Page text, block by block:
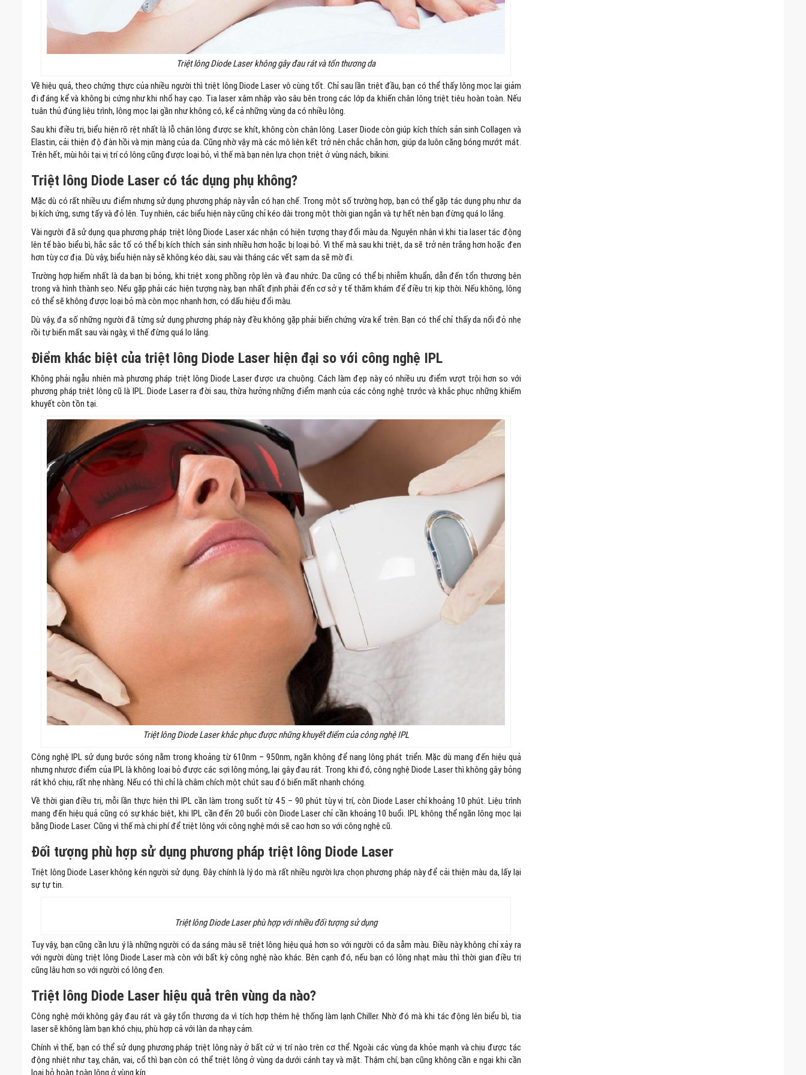
Triệt lông Diode Laser không gây đau rát và tổn thương da
Về hiệu quả, theo chứng thực của nhiều người thì triệt lông Diode Laser vô cùng tốt. Chỉ sau lần triệt đầu, bạn có thể thấy lông mọc lại giảm
đi đáng kể và không bị cứng như khi nhổ hay cạo. Tia laser xâm nhập vào sâu bên trong các lớp da khiến chân lông triệt tiêu hoàn toàn. Nếu
tuân thủ đúng liệu trình, lông mọc lại gần như không có, kể cả những vùng da có nhiều lông.
Sau khi điều trị, biểu hiện rõ rệt nhất là lỗ chân lông được se khít, không còn chân lông. Laser Diode còn giúp kích thích sản sinh Collagen và
Elastin, cải thiện độ đàn hồi và mịn màng của da. Cũng nhờ vậy mà các mô liên kết trở nên chắc chắn hơn, giúp da luôn căng bóng mướt mát.
Trên hết, mùi hôi tại vị trí có lông cũng được loại bỏ, vì thế mà bạn nên lựa chọn triệt ở vùng nách, bikini.
Triệt lông Diode Laser có tác dụng phụ không?
Mặc dù có rất nhiều ưu điểm nhưng sử dụng phương pháp này vẫn có hạn chế. Trong một số trường hợp, bạn có thể gặp tác dụng phụ như da
bị kích ứng, sưng tấy và đỏ lên. Tuy nhiên, các biểu hiện này cũng chỉ kéo dài trong một thời gian ngắn và tự hết nên bạn đừng quá lo lắng.
Vài người đã sử dụng qua phương pháp triệt lông Diode Laser xác nhận có hiện tượng thay đổi màu da. Nguyên nhân vì khi tia laser tác động
lên tế bào biểu bì, hắc sắc tố có thể bị kích thích sản sinh nhiều hơn hoặc bị loại bỏ. Vì thế mà sau khi triệt, da sẽ trở nên trắng hơn hoặc đen
hơn tùy cơ địa. Dù vậy, biểu hiện này sẽ không kéo dài, sau vài tháng các vết sạm da sẽ mờ đi.
Trường hợp hiếm nhất là da bạn bị bỏng, khi triệt xong phồng rộp lên và đau nhức. Da cũng có thể bị nhiễm khuẩn, dẫn đến tổn thương bên
trong và hình thành sẹo. Nếu gặp phải các hiện tượng này, bạn nhất định phải đến cơ sở y tế thăm khám để điều trị kịp thời. Nếu không, lông
có thể sẽ không được loại bỏ mà còn mọc nhanh hơn, có dấu hiệu đổi màu.
Dù vậy, đa số những người đã từng sử dụng phương pháp này đều không gặp phải biến chứng vừa kể trên. Bạn có thể chỉ thấy da nổi đỏ nhẹ
rồi tự biến mất sau vài ngày, vì thế đừng quá lo lắng.
Điểm khác biệt của triệt lông Diode Laser hiện đại so với công nghệ IPL
Không phải ngẫu nhiên mà phương pháp triệt lông Diode Laser được ưa chuộng. Cách làm đẹp này có nhiều ưu điểm vượt trội hơn so với
phương pháp triệt lông cũ là IPL. Diode Laser ra đời sau, thừa hưởng những điểm mạnh của các công nghệ trước và khắc phục những khiếm
khuyết còn tồn tại.
Triệt lông Diode Laser khắc phục được những khuyết điểm của công nghệ IPL
Công nghệ IPL sử dụng bước sóng nằm trong khoảng từ 610nm – 950nm, ngăn không để nang lông phát triển. Mặc dù mang đến hiệu quả
nhưng nhược điểm của IPL là không loại bỏ được các sợi lông mỏng, lại gây đau rát. Trong khi đó, công nghệ Diode Laser thì không gây bỏng
rát khó chịu, rất nhẹ nhàng. Nếu có thì chỉ là châm chích một chút sau đó biến mất nhanh chóng.
Về thời gian điều trị, mỗi lần thực hiện thì IPL cần làm trong suốt từ 45 – 90 phút tùy vị trí, còn Diode Laser chỉ khoảng 10 phút. Liệu trình
mang đến hiệu quả cũng có sự khác biệt, khi IPL cần đến 20 buổi còn Diode Laser chỉ cần khoảng 10 buổi. IPL không thể ngăn lông mọc lại
bằng Diode Laser. Cũng vì thế mà chi phí để triệt lông với công nghệ mới sẽ cao hơn so với công nghệ cũ.
Đối tượng phù hợp sử dụng phương pháp triệt lông Diode Laser
Triệt lông Diode Laser không kén người sử dụng. Đây chính là lý do mà rất nhiều người lựa chọn phương pháp này để cải thiện màu da, lấy lại
sự tự tin.
Triệt lông Diode Laser phù hợp với nhiều đối tượng sử dụng
Tuy vậy, bạn cũng cần lưu ý là những người có da sáng màu sẽ triệt lông hiệu quả hơn so với người có da sẫm màu. Điều này không chỉ xảy ra
với người dùng triệt lông Diode Laser mà còn với bất kỳ công nghệ nào khác. Bên cạnh đó, nếu bạn có lông nhạt màu thì thời gian điều trị
cũng lâu hơn so với người có lông đen.
Triệt lông Diode Laser hiệu quả trên vùng da nào?
Công nghệ mới không gây đau rát và gây tổn thương da vì tích hợp thêm hệ thống làm lạnh Chiller. Nhờ đó mà khi tác động lên biểu bì, tia
laser sẽ không làm bạn khó chịu, phù hợp cả với làn da nhạy cảm.
Chính vì thế, bạn có thể sử dụng phương pháp triệt lông này ở bất cứ vị trí nào trên cơ thể. Ngoài các vùng da khỏe mạnh và chịu được tác
động nhiệt như tay, chân, vai, cổ thì bạn còn có thể triệt lông ở vùng da dưới cánh tay và mặt. Thậm chí, bạn cũng không cần e ngại khi cần
loại bỏ hoàn toàn lông ở vùng kín.